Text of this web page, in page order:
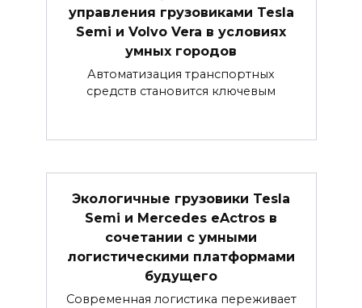
управления грузовиками Tesla
Semi и Volvo Vera в условиях
умных городов
Автоматизация транспортных
средств становится ключевым
Экологичные грузовики Tesla
Semi и Mercedes eActros в
сочетании с умными
логистическими платформами
будущего
Современная логистика переживает